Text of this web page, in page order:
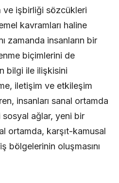
ve işbirliği sözcükleri
kavramları haline
zamanda insanların bir
biçimlerini de
bilgi ile ilişkisini
iletişim ve etkileşim
insanları sanal ortamda
ağlar, yeni bir
ortamda, karşıt-kamusal
bölgelerinin oluşmasını